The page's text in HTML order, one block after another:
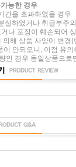
능한 경우
간을 초과하였을 경우
실하였거나 취급부주
나 포장이 훼손되어
의해 상품 사양이 변경(
이 안되오니, 이점 유
인 경우 동일상품으